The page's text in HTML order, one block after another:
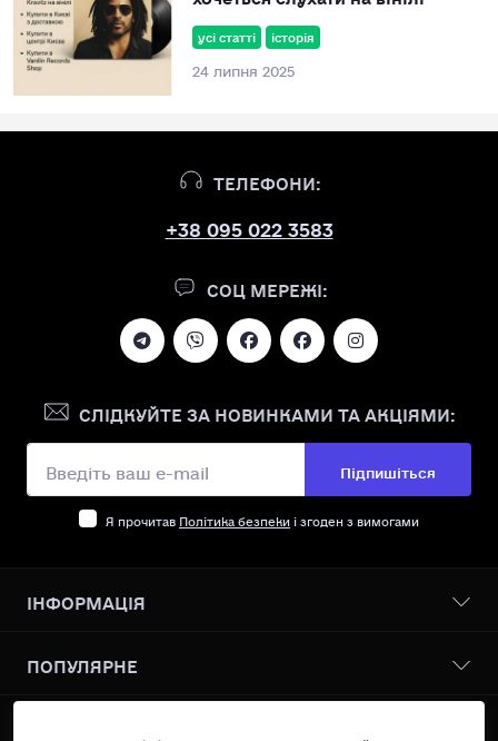
усі статті історія
24 липня 2025
ТЕЛЕФОНИ:
+38 095 022 3583
СОЦ МЕРЕЖІ:
СЛІДКУЙТЕ ЗА НОВИНКАМИ ТА АКЦІЯМИ:
Підпишіться
Я прочитав Політика безпеки і згоден з вимогами
ІНФОРМАЦІЯ
Про нас
Доставка І оплата
ПОПУЛЯРНЕ
Всі товари